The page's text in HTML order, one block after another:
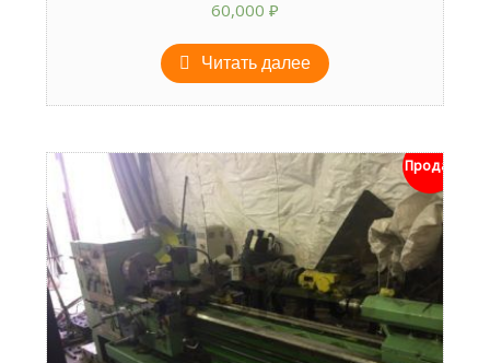
60,000 ₽
Читать далее
Продан